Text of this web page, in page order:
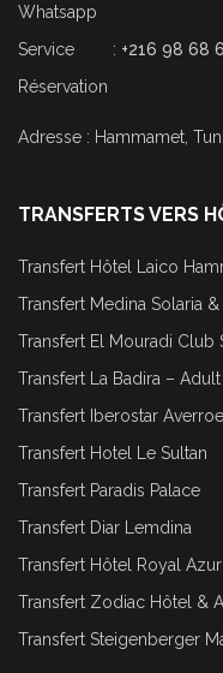
Whatsapp
Service : +216 98 68
Réservation
Adresse : Hammamet,
TRANSFERTS VERS
Transfert Hôtel Laico
Transfert Medina Solaria
Transfert El Mouradi Club
Transfert La Badira –
Transfert Iberostar
Transfert Hotel Le Sultan
Transfert Paradis Palace
Transfert Diar Lemdina
Transfert Hôtel Royal
Transfert Zodiac Hôtel &
Transfert Steigenberger